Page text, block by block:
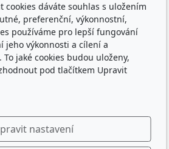
Praha, Dubaj, Dubai, dřevěné
pivní tácky, sběratelské tácky,
turistické známky, třídní sraz, sraz
sraz gymnázia, sraz ze
spolužáci, památka,
místa, plates, Řím, Paříž,
Munig, Oktoberfest, Zapft
cookies dáváte souhlas s uložením
preferenční, výkonnostní,
používáme pro lepší fungování
jeho výkonnosti a cílení a
jaké cookies budou uloženy,
pod tlačítkem Upravit
nastavení